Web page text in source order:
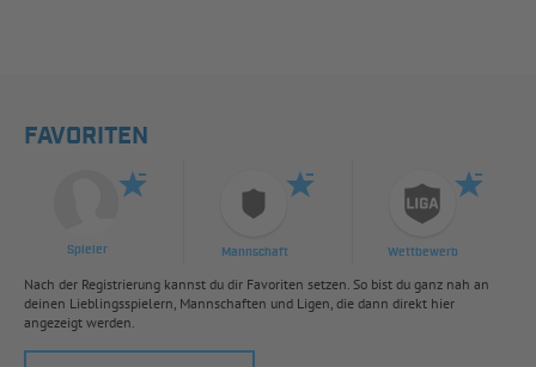
FAVORITEN
Spieler Mannschaft Wettbewerb
Nach der Registrierung kannst du dir Favoriten setzen. So bist du ganz nah an
deinen Lieblingsspielern, Mannschaften und Ligen, die dann direkt hier
angezeigt werden.